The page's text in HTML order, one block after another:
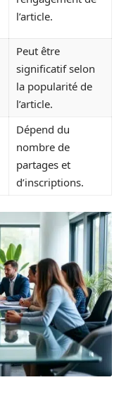
l’article.
Peut être
significatif selon
la popularité de
l’article.
Dépend du
nombre de
partages et
d’inscriptions.